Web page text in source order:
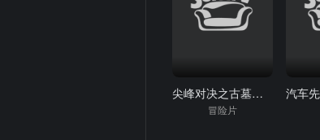
尖峰对决之古墓神兵
冒险片